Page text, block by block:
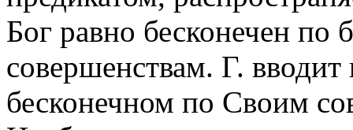
Бог равно бесконечен
совершенствам. Г. вводит
бесконечном по Своим